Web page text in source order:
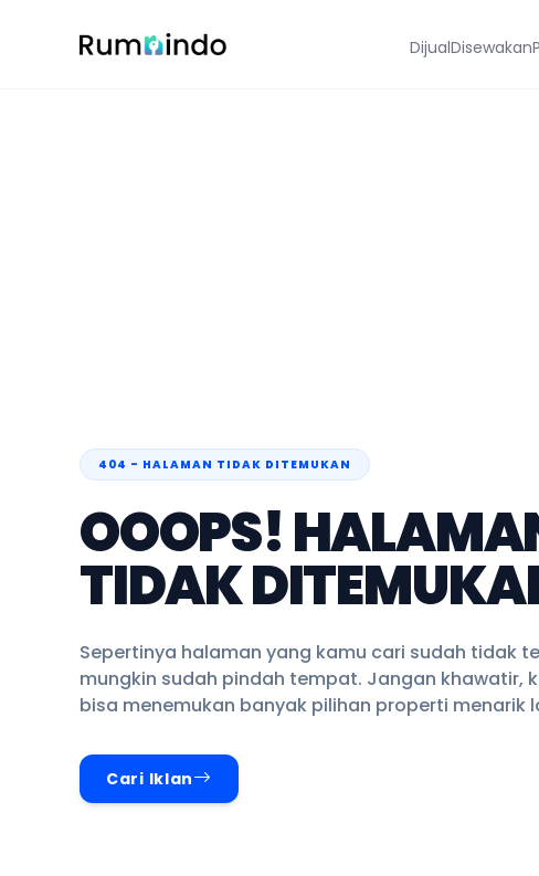
DijualDisewakan
404 - HALAMAN TIDAK DITEMUKAN
OOOPS!
TIDAK
Sepertinya halaman yang kamu cari sudah tidak
mungkin sudah pindah tempat. Jangan khawatir,
bisa menemukan banyak pilihan properti menarik
Cari Iklan